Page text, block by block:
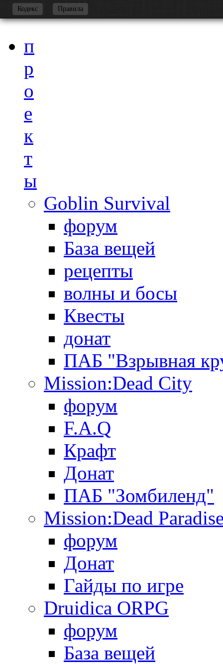
Кодекс Правила
-
п
р
о
е
к
т
ы
Goblin Survival
форум
База вещей
рецепты
волны и босы
Квесты
донат
ПАБ "Взрывная
Mission:Dead City
форум
F.A.Q
Крафт
Донат
ПАБ "Зомбиленд"
Mission:Dead
форум
Донат
Гайды по игре
Druidica ORPG
форум
База вещей